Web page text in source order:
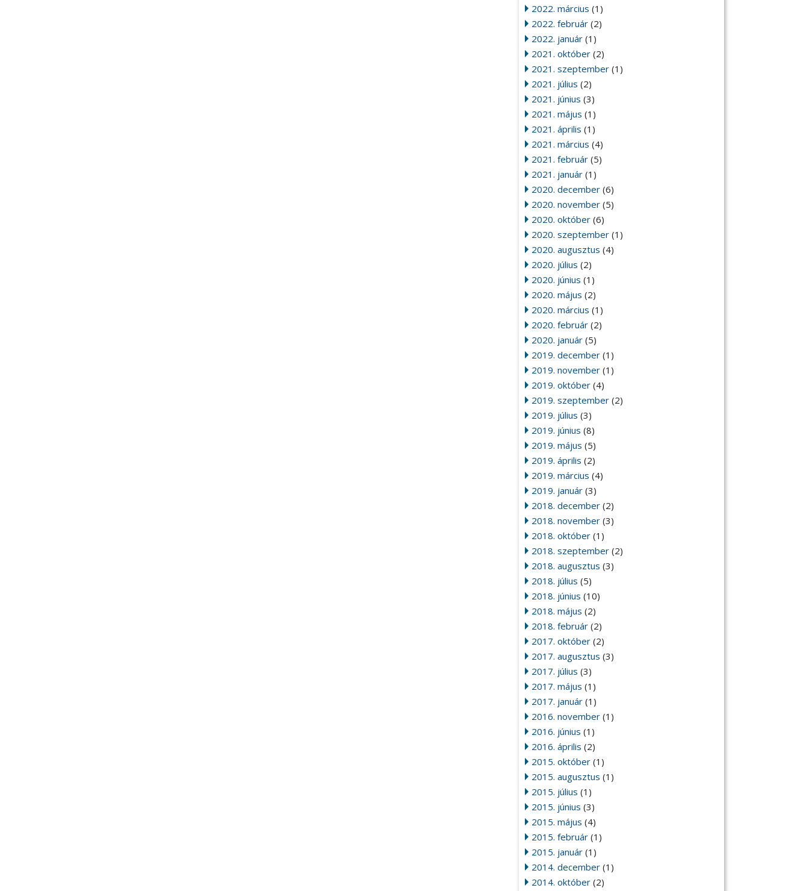
2022. március (1)
2022. február(2)
2022. január(1)
2021. október(2)
2021. szeptember(1)
2021. július (2)
2021. június (3)
2021. május (1)
2021. április (1)
2021. március (4)
2021. február(5)
2021. január(1)
2020. december(6)
2020. november(5)
2020. október(6)
2020. szeptember(1)
2020. augusztus (4)
2020. július (2)
2020. június (1)
2020. május (2)
2020. március (1)
2020. február(2)
2020. január(5)
2019. december(1)
2019. november(1)
2019. október(4)
2019. szeptember(2)
2019. július (3)
2019. június (8)
2019. május (5)
2019. április (2)
2019. március (4)
2019. január(3)
2018. december(2)
2018. november(3)
2018. október(1)
2018. szeptember(2)
2018. augusztus (3)
2018. július (5)
2018. június (10)
2018. május (2)
2018. február(2)
2017. október(2)
2017. augusztus (3)
2017. július (3)
2017. május (1)
2017. január(1)
2016. november(1)
2016. június (1)
2016. április (2)
2015. október(1)
2015. augusztus (1)
2015. július (1)
2015. június (3)
2015. május (4)
2015. február(1)
2015. január(1)
2014. december(1)
2014. október(2)